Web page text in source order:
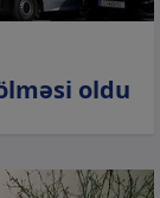
oldu